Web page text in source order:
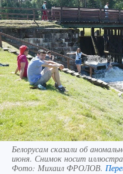
Белорусам сказали об
июня. Снимок носит
Фото: Михаил ФРОЛОВ.